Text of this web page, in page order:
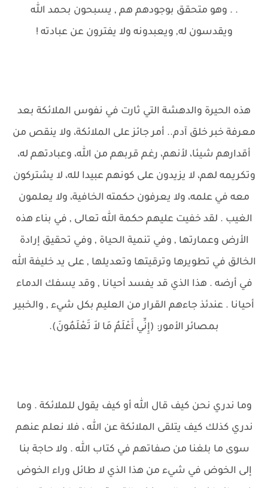
. . وهو متحقق بوجودهم هم , يسبحون بحمد الله
ويقدسون له, ويعبدونه ولا يفترون عن عبادته !
هذه الحيرة والدهشة التي ثارت في نفوس الملائكة بعد
معرفة خبر خلق آدم.. أمر جائز على الملائكة، ولا ينقص من
أقدارهم شيئا، لأنهم، رغم قربهم من الله، وعبادتهم له،
وتكريمه لهم، لا يزيدون على كونهم عبيدا لله، لا يشتركون
معه في علمه، ولا يعرفون حكمته الخافية، ولا يعلمون
الغيب . لقد خفيت عليهم حكمة الله تعالى , في بناء هذه
الأرض وعمارتها , وفي تنمية الحياة , وفي تحقيق إرادة
الخالق في تطويرها وترقيتها وتعديلها , على يد خليفة الله
في أرضه . هذا الذي قد يفسد أحيانا , وقد يسفك الدماء
أحيانا . عندئذ جاءهم القرار من العليم بكل شيء , والخبير
بمصائر الأمور: (إِنِّي أَعْلَمُ مَا لاَ تَعْلَمُونَ).
وما ندري نحن كيف قال الله أو كيف يقول للملائكة . وما
ندري كذلك كيف يتلقى الملائكة عن الله ، فلا نعلم عنهم
سوى ما بلغنا من صفاتهم في كتاب الله . ولا حاجة بنا
إلى الخوض في شيء من هذا الذي لا طائل وراء الخوض